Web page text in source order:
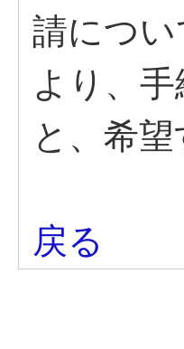
請につ
より、
と、希
戻る